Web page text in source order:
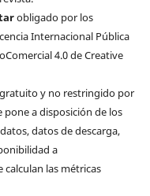
obligado por los
Internacional Pública
4.0 de Creative
y no restringido por
pone a disposición de los
datos de descarga,
a
las métricas